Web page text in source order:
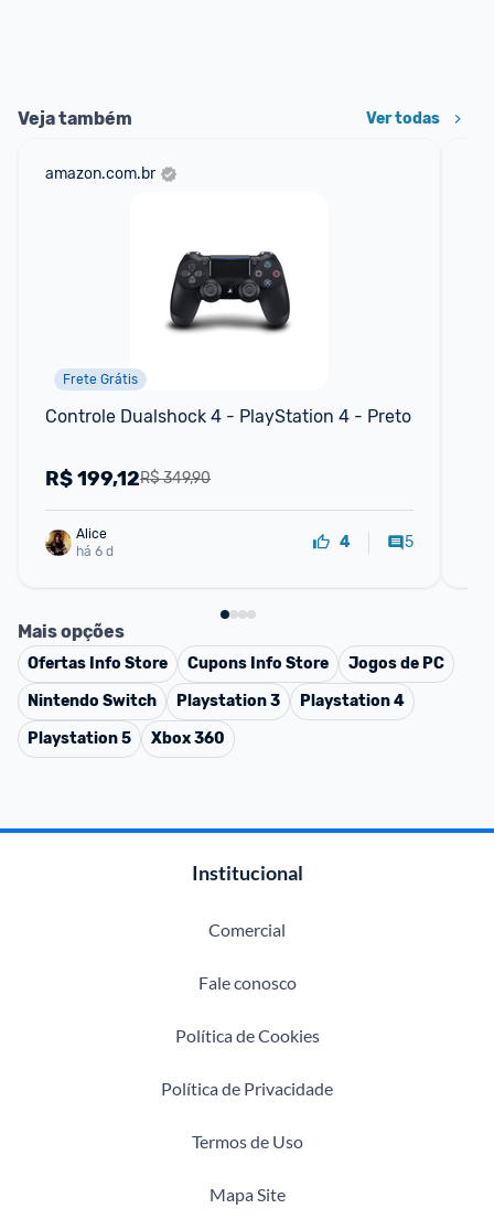
Veja também Ver todas
amazon.com.br
Frete Grátis
Controle Dualshock 4 - PlayStation 4 - Preto
R$ 349,90
R$199,12
Alice
há 6 d
4 5
Mais opções
Ofertas Info Store Cupons Info Store
Jogos de PC
Nintendo Switch
Playstation 3
Playstation 4
Playstation 5
Xbox 360
Institucional
Comercial
Fale conosco
Política de Cookies
Política de Privacidade
Termos de Uso
Mapa Site